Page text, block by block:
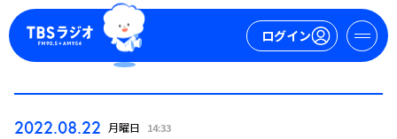
ログイン
2022.08.22 月曜日 14:33